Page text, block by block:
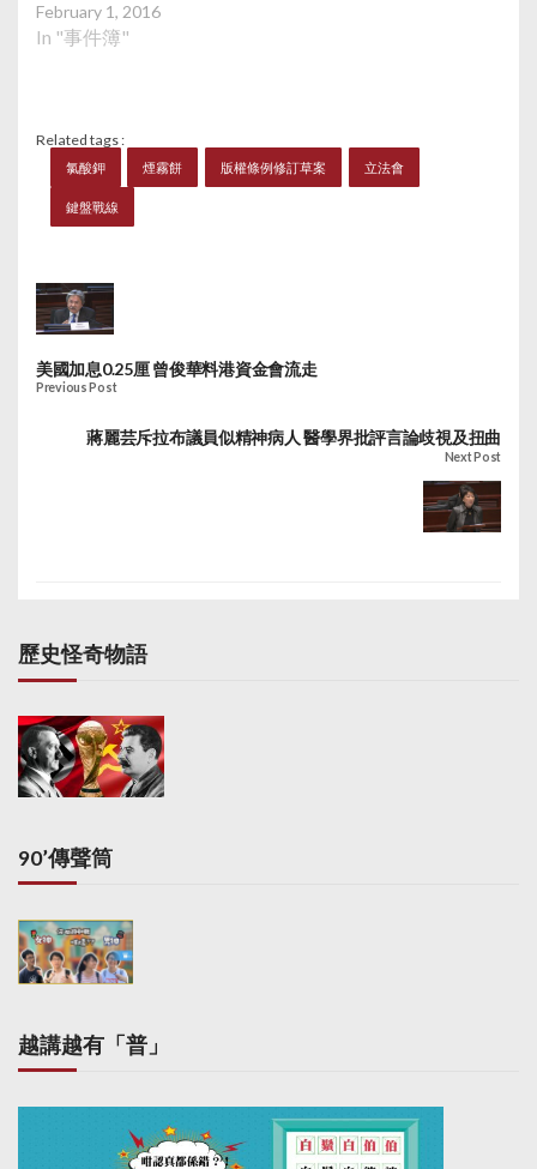
February 1, 2016
In "事件簿"
Related tags :
氯酸鉀 煙霧餅 版權條例修訂草案 立法會
鍵盤戰線
美國加息0.25厘 曾俊華料港資金會流走
Previous Post
蔣麗芸斥拉布議員似精神病人 醫學界批評言論歧視及扭曲
Next Post
歷史怪奇物語
90’傳聲筒
越講越有「普」